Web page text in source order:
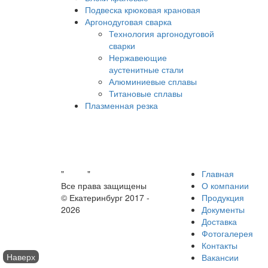
Подвеска крюковая крановая
Аргонодуговая сварка
Технология аргонодуговой
сварки
Нержавеющие
аустенитные стали
Алюминиевые сплавы
Титановые сплавы
Плазменная резка
"
"
Все права защищены
© Екатеринбург 2017 -
2026
Главная
О компании
Продукция
Документы
Доставка
Фотогалерея
Контакты
Вакансии
Наверх